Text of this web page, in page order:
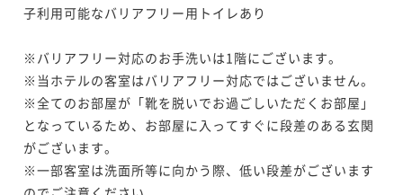
子利用可能なバリアフリー用トイレあり
※バリアフリー対応のお手洗いは1階にございます。
※当ホテルの客室はバリアフリー対応ではございません。
※全てのお部屋が「靴を脱いでお過ごしいただくお部屋」
となっているため、お部屋に入ってすぐに段差のある玄関
がございます。
※一部客室は洗面所等に向かう際、低い段差がございます